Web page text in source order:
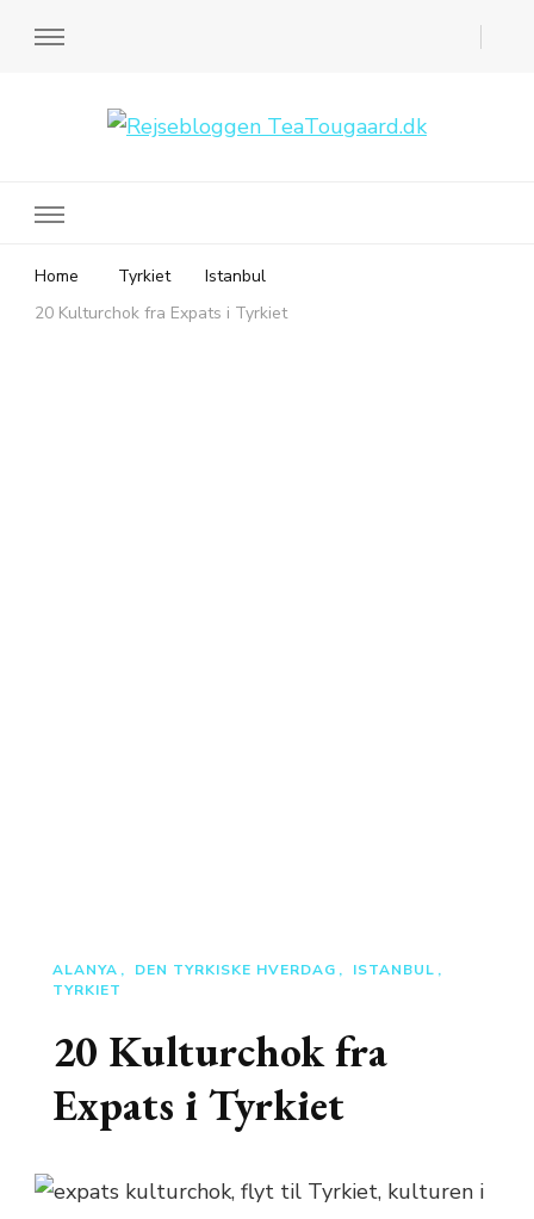
Home Tyrkiet
Istanbul
20 Kulturchok fra Expats i Tyrkiet
ALANYA DEN TYRKISKE HVERDAG
ISTANBUL
TYRKIET
20 Kulturchok fra
Expats i Tyrkiet